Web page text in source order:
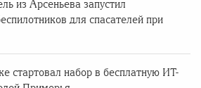
из Арсеньева запустил
для спасателей при
стартовал набор в бесплатную ИТ-